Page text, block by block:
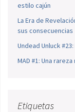
estilo cajún
La Era de
sus consecuencias
Undead Unluck
MAD #1: Una rareza
Etiquetas